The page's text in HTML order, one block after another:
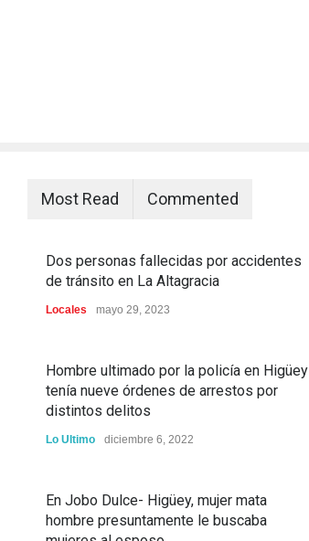
Most Read Commented
Dos personas fallecidas por accidentes
de tránsito en La Altagracia
Locales mayo 29, 2023
Hombre ultimado por la policía en Higüey
tenía nueve órdenes de arrestos por
distintos delitos
Lo Ultimo diciembre 6, 2022
En Jobo Dulce- Higüey, mujer mata
hombre presuntamente le buscaba